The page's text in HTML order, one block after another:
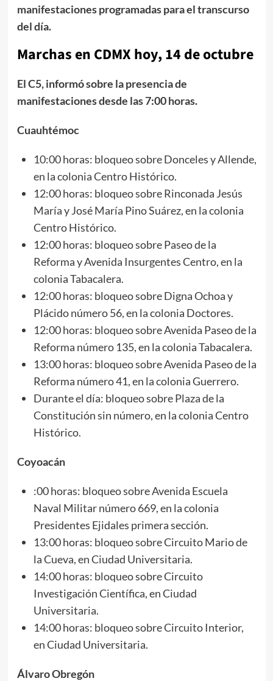
manifestaciones programadas para el transcurso
del día.
Marchas en CDMX hoy, 14 de octubre
El C5, informó sobre la presencia de
manifestaciones desde las 7:00 horas.
Cuauhtémoc
10:00 horas: bloqueo sobre Donceles y Allende,
en la colonia Centro Histórico.
12:00 horas: bloqueo sobre Rinconada Jesús
María y José María Pino Suárez, en la colonia
Centro Histórico.
12:00 horas: bloqueo sobre Paseo de la
Reforma y Avenida Insurgentes Centro, en la
colonia Tabacalera.
12:00 horas: bloqueo sobre Digna Ochoa y
Plácido número 56, en la colonia Doctores.
12:00 horas: bloqueo sobre Avenida Paseo de la
Reforma número 135, en la colonia Tabacalera.
13:00 horas: bloqueo sobre Avenida Paseo de la
Reforma número 41, en la colonia Guerrero.
Durante el día: bloqueo sobre Plaza de la
Constitución sin número, en la colonia Centro
Histórico.
Coyoacán
:00 horas: bloqueo sobre Avenida Escuela
Naval Militar número 669, en la colonia
Presidentes Ejidales primera sección.
13:00 horas: bloqueo sobre Circuito Mario de
la Cueva, en Ciudad Universitaria.
14:00 horas: bloqueo sobre Circuito
Investigación Científica, en Ciudad
Universitaria.
14:00 horas: bloqueo sobre Circuito Interior,
en Ciudad Universitaria.
Álvaro Obregón